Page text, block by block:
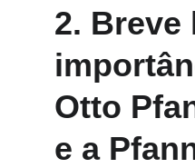
2. Breve
Otto
e a